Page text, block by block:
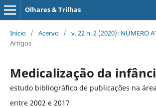
Olhares & Trilhas
Início / Acervo / v. 22 n. 2 (2020): NÚMERO
Artigos
Medicalização da
estudo bibliográfico de publicações na
entre 2002 e 2017